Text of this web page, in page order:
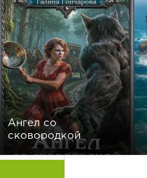
Ангел со
сковородкой